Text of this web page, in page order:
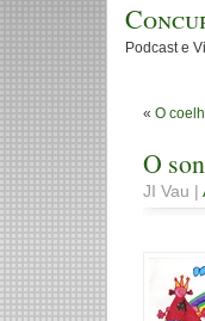
Podcast e
« O
O
JI Vau |